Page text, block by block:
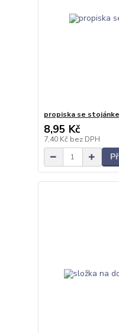
propiska se
8,95 Kč
7,40 Kč bez DPH